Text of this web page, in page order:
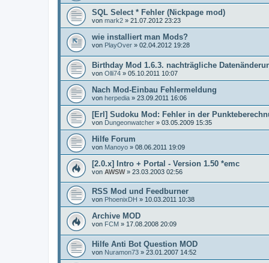
SQL Select * Fehler (Nickpage mod)
von mark2 » 21.07.2012 23:23
wie installiert man Mods?
von PlayOver » 02.04.2012 19:28
Birthday Mod 1.6.3. nachträgliche
von Olli74 » 05.10.2011 10:07
Nach Mod-Einbau Fehlermeldung
von herpedia » 23.09.2011 16:06
[Erl] Sudoku Mod: Fehler in der
von Dungeonwatcher » 03.05.2009 15:35
Hilfe Forum
von Manoyo » 08.06.2011 19:09
[2.0.x] Intro + Portal - Version 1.50 *emc
von AWSW» 23.03.2003 02:56
RSS Mod und Feedburner
von PhoenixDH » 10.03.2011 10:38
Archive MOD
von FCM » 17.08.2008 20:09
Hilfe Anti Bot Question MOD
von Nuramon73 » 23.01.2007 14:52